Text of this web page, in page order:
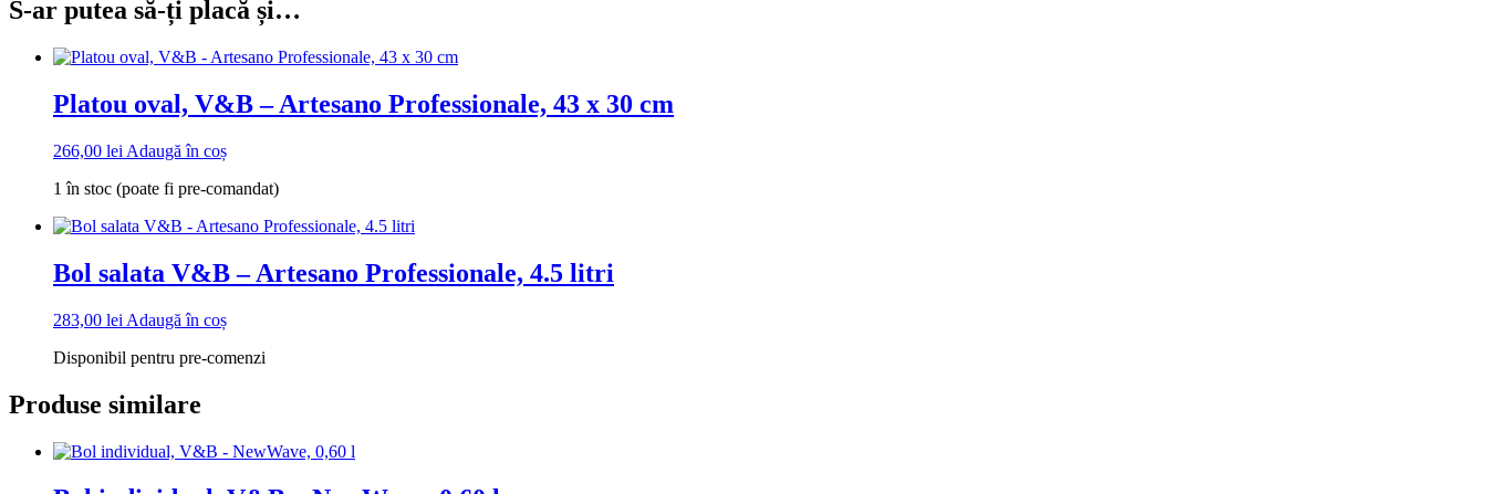
S-ar putea să-ți placă și…
Platou oval, V&B – Artesano Professionale, 43 x 30 cm
266,00 lei Adaugă în coș
1 în stoc (poate fi pre-comandat)
Bol salata V&B – Artesano Professionale, 4.5 litri
283,00 lei Adaugă în coș
Disponibil pentru pre-comenzi
Produse similare